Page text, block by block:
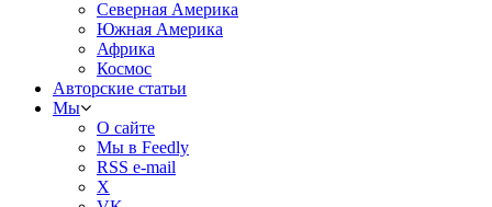
Северная Америка
Южная Америка
Африка
Космос
Авторские статьи
Мы
О сайте
Мы в Feedly
RSS e-mail
X